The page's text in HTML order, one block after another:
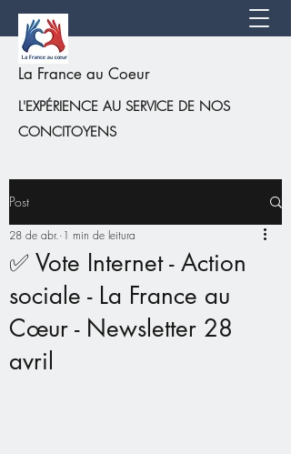
La France au Coeur
L'EXPÉRIENCE AU SERVICE DE NOS
CONCITOYENS
Post
✅ Vote Internet - Action
sociale - La France au
Cœur - Newsletter 28
avril
28 de abr. 1 min de leitura